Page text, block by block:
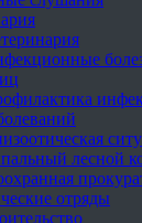
лесной
отряды